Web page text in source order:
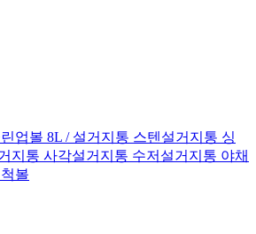
업볼 8L / 설거지통 스텐설거지통 싱
지통 사각설거지통 수저설거지통 야채
볼